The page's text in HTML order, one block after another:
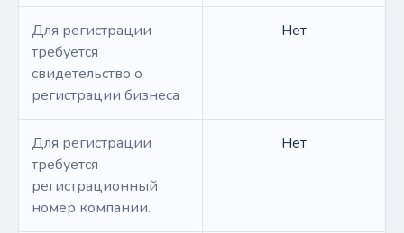
Для регистрации
требуется
свидетельство о
регистрации бизнеса
Нет
Для регистрации
требуется
регистрационный
номер компании.
Нет